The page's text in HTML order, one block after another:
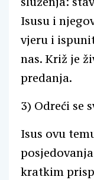
Isusu i
vjeru i
nas. Križ je
predanja.
3) Odreći se
Isus ovu
kratkim